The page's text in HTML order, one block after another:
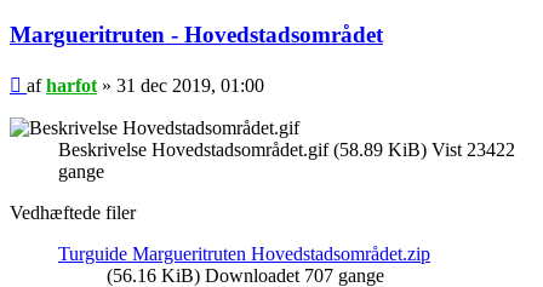
Margueritruten - Hovedstadsområdet
Indlæg
afharfot » 31 dec 2019, 01:00
Beskrivelse Hovedstadsområdet.gif (58.89 KiB) Vist 23422
gange
Vedhæftede filer
Turguide Margueritruten Hovedstadsområdet.zip
(56.16 KiB) Downloadet 707 gange